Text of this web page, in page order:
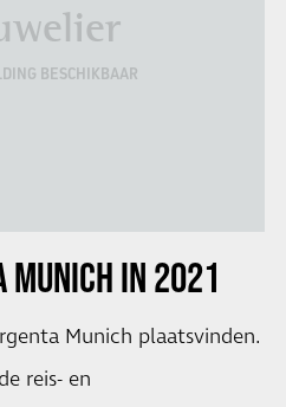
BESCHIKBAAR
MUNICH IN 2021
Munich plaatsvinden.
reis- en